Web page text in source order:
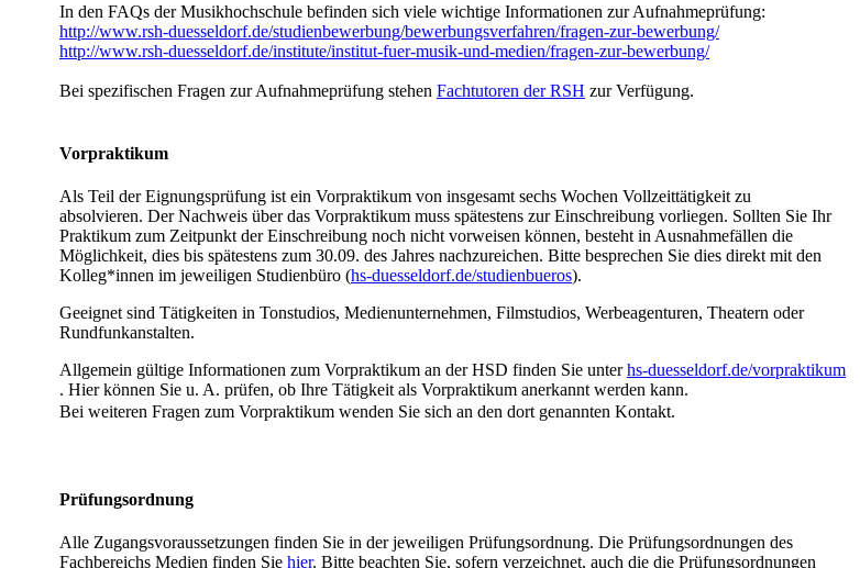
In den FAQs der Musikhochschule befinden sich viele wichtige Informationen zur Aufnahmeprüfung:
http://www.rsh-duesseldorf.de/studienbewerbung/bewerbungsverfahren/fragen-zur-bewerbung/
http://www.rsh-duesseldorf.de/institute/institut-fuer-musik-und-medien/fragen-zur-bewerbung/​
Bei spezifischen Fragen zur Aufnahmeprüfung stehen Fachtutoren der RSH​ zur Verfügung.​
Vorpraktikum
Als Teil der Eignungsprüfung ist ein Vorpraktikum von insgesamt sechs Wochen Vollzeittätigkeit zu
absolvieren. Der Nachweis über das Vorpraktikum muss spätestens zur Einschreibung vorliegen. Sollten Sie Ihr
Praktikum zum Zeitpunkt der Einschreibung noch nicht vorweisen können, besteht in Ausnahmefällen die
Möglichkeit, dies bis spätestens zum 30.09. des Jahres nachzureichen. Bitte besprechen Sie dies direkt mit den
Kolleg*innen im jeweiligen Studienbüro (hs-duesseldorf.de/studienbueros​).
Geeignet sind Tätigkeiten in Tonstudios, Medienunternehmen, Filmstudios, Werbeagenturen, Theatern oder
Rundfunkanstalten.​​
Allgemein gültige Informationen zum Vorpraktikum an der HSD finden Sie unterhs-duesseldorf.de/vorpraktikum​
. Hier können Sie u. A. prüfen, ob Ihre Tätigkeit als Vorpraktikum anerkannt werden kann.​
​Bei weiteren Fragen zum Vorpraktikum wenden Sie sich an den dort genannten Kontakt.
Prüfungsordnung
Alle Zugangsvoraussetzungen finden Sie in der jeweiligen Prüfungsordnung. Die Prüfungsordnungen des
Fachbereichs Medien finden Sie hie​r​. Bitte beachten Sie, sofern verzeichnet, auch die die Prüfungsordnungen